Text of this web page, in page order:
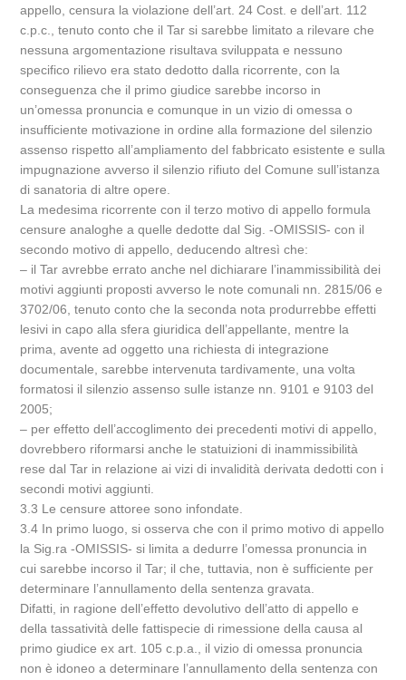
appello, censura la violazione dell’art. 24 Cost. e dell’art. 112
c.p.c., tenuto conto che il Tar si sarebbe limitato a rilevare che
nessuna argomentazione risultava sviluppata e nessuno
specifico rilievo era stato dedotto dalla ricorrente, con la
conseguenza che il primo giudice sarebbe incorso in
un’omessa pronuncia e comunque in un vizio di omessa o
insufficiente motivazione in ordine alla formazione del silenzio
assenso rispetto all’ampliamento del fabbricato esistente e sulla
impugnazione avverso il silenzio rifiuto del Comune sull’istanza
di sanatoria di altre opere.
La medesima ricorrente con il terzo motivo di appello formula
censure analoghe a quelle dedotte dal Sig. -OMISSIS- con il
secondo motivo di appello, deducendo altresì che:
– il Tar avrebbe errato anche nel dichiarare l’inammissibilità dei
motivi aggiunti proposti avverso le note comunali nn. 2815/06 e
3702/06, tenuto conto che la seconda nota produrrebbe effetti
lesivi in capo alla sfera giuridica dell’appellante, mentre la
prima, avente ad oggetto una richiesta di integrazione
documentale, sarebbe intervenuta tardivamente, una volta
formatosi il silenzio assenso sulle istanze nn. 9101 e 9103 del
2005;
– per effetto dell’accoglimento dei precedenti motivi di appello,
dovrebbero riformarsi anche le statuizioni di inammissibilità
rese dal Tar in relazione ai vizi di invalidità derivata dedotti con i
secondi motivi aggiunti.
3.3 Le censure attoree sono infondate.
3.4 In primo luogo, si osserva che con il primo motivo di appello
la Sig.ra -OMISSIS- si limita a dedurre l’omessa pronuncia in
cui sarebbe incorso il Tar; il che, tuttavia, non è sufficiente per
determinare l’annullamento della sentenza gravata.
Difatti, in ragione dell’effetto devolutivo dell’atto di appello e
della tassatività delle fattispecie di rimessione della causa al
primo giudice ex art. 105 c.p.a., il vizio di omessa pronuncia
non è idoneo a determinare l’annullamento della sentenza con